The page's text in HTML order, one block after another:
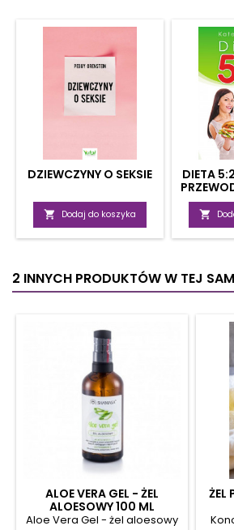
DZIEWCZYNY O SEKSIE
 Dodaj do koszyka
DIETA

2 INNYCH PRODUKTÓW W TEJ
ALOE VERA GEL - ŻEL
ALOESOWY 100 ML
Aloe Vera Gel - żel aloesowy
ŻEL